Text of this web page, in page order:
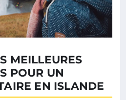
MEILLEURES
POUR UN
EN ISLANDE